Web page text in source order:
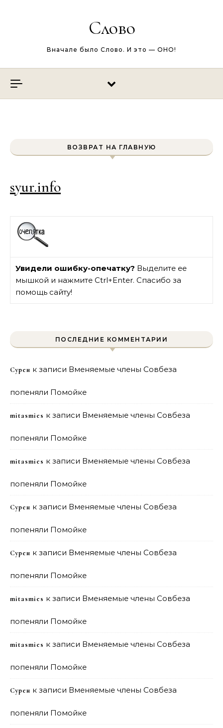
Слово
Вначале было Слово. И это — ОНО!
ВОЗВРАТ НА ГЛАВНУЮ
syur.info
Увидели ошибку-опечатку? Выделите ее
мышкой и нажмите Ctrl+Enter. Спасибо за
помощь сайту!
ПОСЛЕДНИЕ КОММЕНТАРИИ
Сурен к записи Вменяемые члены Совбеза
попеняли Помойке
mitasmies к записи Вменяемые члены Совбеза
попеняли Помойке
mitasmies к записи Вменяемые члены Совбеза
попеняли Помойке
Сурен к записи Вменяемые члены Совбеза
попеняли Помойке
Сурен к записи Вменяемые члены Совбеза
попеняли Помойке
mitasmies к записи Вменяемые члены Совбеза
попеняли Помойке
mitasmies к записи Вменяемые члены Совбеза
попеняли Помойке
Сурен к записи Вменяемые члены Совбеза
попеняли Помойке